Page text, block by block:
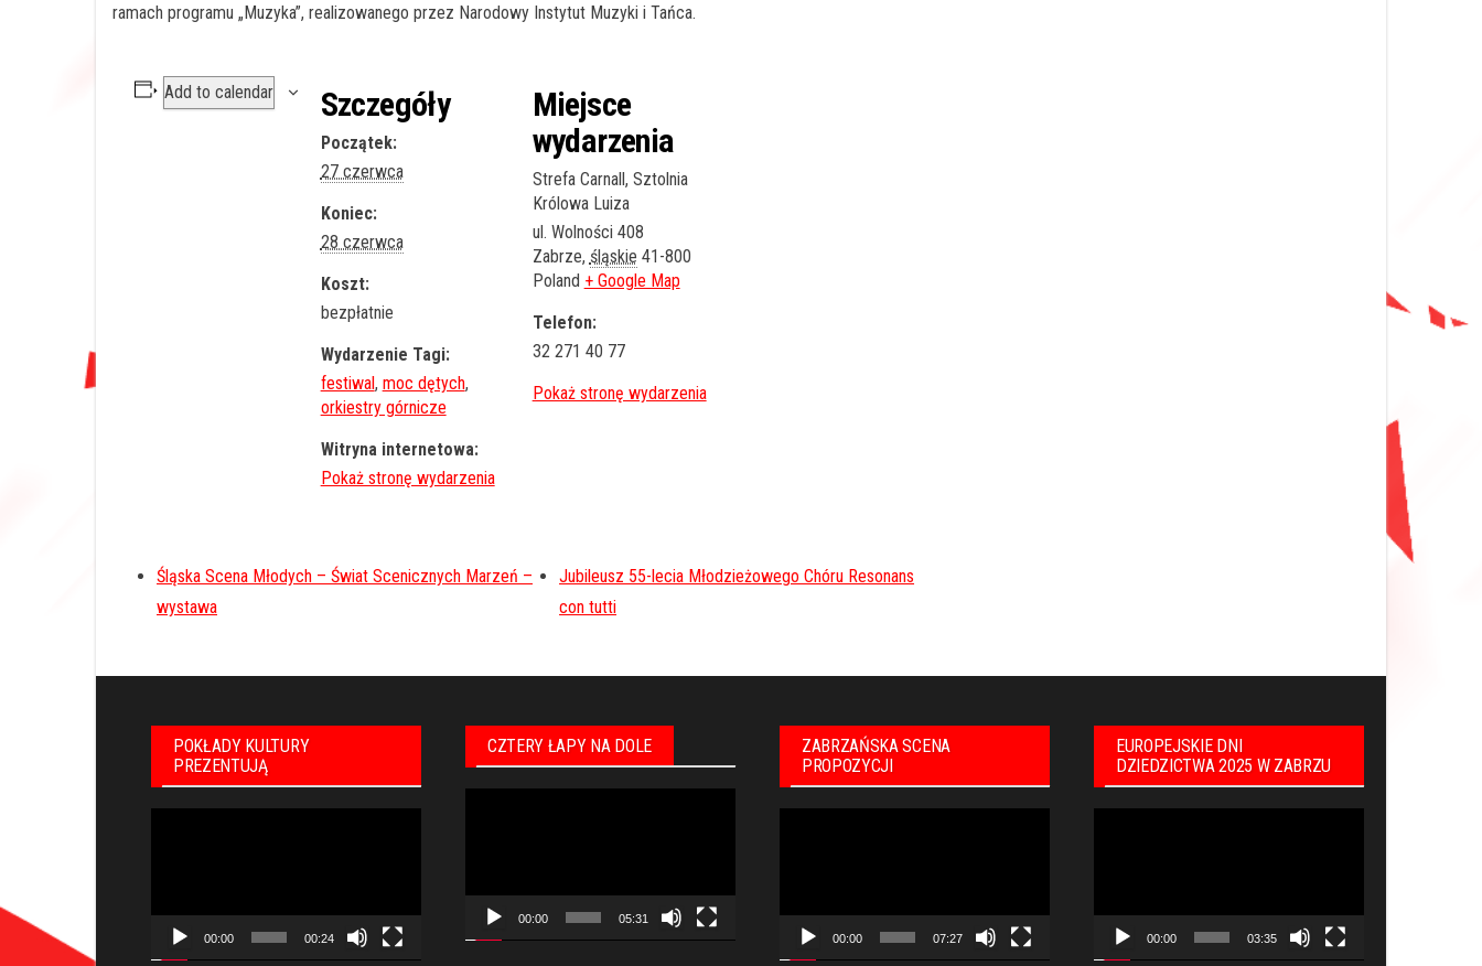
ramach programu „Muzyka”, realizowanego przez Narodowy Instytut Muzyki i Tańca.
Add to calendar Szczegóły
Początek:
27 czerwca
Koniec:
28 czerwca
Koszt:
bezpłatnie
Wydarzenie Tagi:
festiwal, moc dętych,
orkiestry górnicze
Witryna internetowa:
Miejsce
wydarzenia
Strefa Carnall, Sztolnia
Królowa Luiza
ul. Wolności 408
Zabrze, śląskie 41-800
Poland + Google Map
Telefon:
32 271 40 77
Śląska Scena Młodych – Świat Scenicznych Marzeń –
wystawa
Jubileusz 55-lecia Młodzieżowego Chóru Resonans
con tutti
POKŁADY KULTURY
PREZENTUJĄ
00:00 00:24
CZTERY ŁAPY NA DOLE
00:00 05:31
ZABRZAŃSKA SCENA
PROPOZYCJI
00:00 07:27
EUROPEJSKIE DNI
DZIEDZICTWA 2025 W ZABRZU
00:00 03:35